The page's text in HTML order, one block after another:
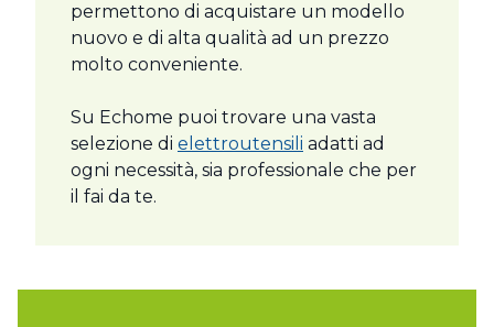
permettono di acquistare un modello
nuovo e di alta qualità ad un prezzo
molto conveniente.
Su Echome puoi trovare una vasta
selezione di elettroutensili adatti ad
ogni necessità, sia professionale che per
il fai da te.